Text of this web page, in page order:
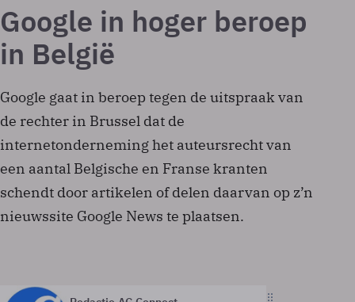
Google in hoger beroep
in België
Google gaat in beroep tegen de uitspraak van
de rechter in Brussel dat de
internetonderneming het auteursrecht van
een aantal Belgische en Franse kranten
schendt door artikelen of delen daarvan op z’n
nieuwssite Google News te plaatsen.